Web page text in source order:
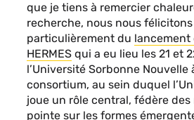
que je tiens à remercier
recherche, nous nous
particulièrement du lancement
HERMES qui a eu lieu les 21 et
l’Université Sorbonne Nouvelle
consortium, au sein duquel
joue un rôle central, fédère
pointe sur les formes